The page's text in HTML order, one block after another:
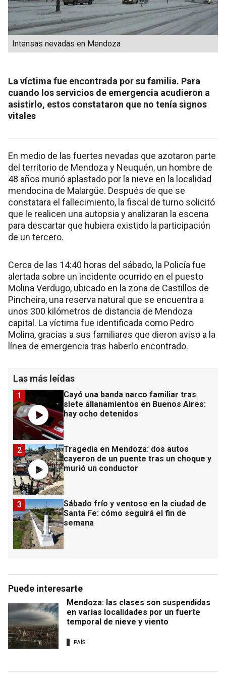
Intensas nevadas en Mendoza
La víctima fue encontrada por su familia. Para
cuando los servicios de emergencia acudieron a
asistirlo, estos constataron que no tenía signos
vitales
En medio de las fuertes nevadas que azotaron parte
del territorio de Mendoza y Neuquén, un hombre de
48 años murió aplastado por la nieve en la localidad
mendocina de Malargüe. Después de que se
constatara el fallecimiento, la fiscal de turno solicitó
que le realicen una autopsia y analizaran la escena
para descartar que hubiera existido la participación
de un tercero.
Cerca de las 14:40 horas del sábado, la Policía fue
alertada sobre un incidente ocurrido en el puesto
Molina Verdugo, ubicado en la zona de Castillos de
Pincheira, una reserva natural que se encuentra a
unos 300 kilómetros de distancia de Mendoza
capital. La víctima fue identificada como Pedro
Molina, gracias a sus familiares que dieron aviso a la
línea de emergencia tras haberlo encontrado.
Las más leídas
Cayó una banda narco familiar tras
siete allanamientos en Buenos Aires:
hay ocho detenidos
1
Tragedia en Mendoza: dos autos
cayeron de un puente tras un choque y
murió un conductor
2
Sábado frío y ventoso en la ciudad de
Santa Fe: cómo seguirá el fin de
semana
3
Puede interesarte
Mendoza: las clases son suspendidas
en varias localidades por un fuerte
temporal de nieve y viento
PAÍS